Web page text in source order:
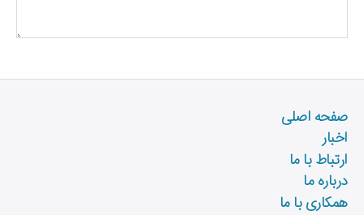
صفحه اصلی
اخبار
ارتباط با ما
درباره ما
همکاری با ما